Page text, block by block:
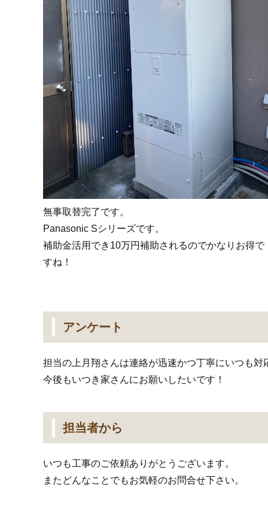
無事取替完了です。
Panasonic Sシリーズです。
補助金活用でき10万円補助されるのでかなりお得で
すね！
アンケート
担当の上月翔さんは連絡が迅速かつ丁寧にいつも対
今後もいつき家さんにお願いしたいです！
担当者から
いつも工事のご依頼ありがとうございます。
またどんなことでもお気軽のお問合せ下さい。